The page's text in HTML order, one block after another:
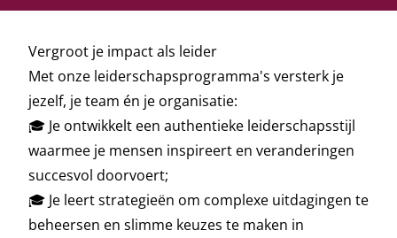
Vergroot je impact als leider
Met onze leiderschapsprogramma's versterk je
jezelf, je team én je organisatie:
🎓 Je ontwikkelt een authentieke leiderschapsstijl
waarmee je mensen inspireert en veranderingen
succesvol doorvoert;
🎓 Je leert strategieën om complexe uitdagingen te
beheersen en slimme keuzes te maken in